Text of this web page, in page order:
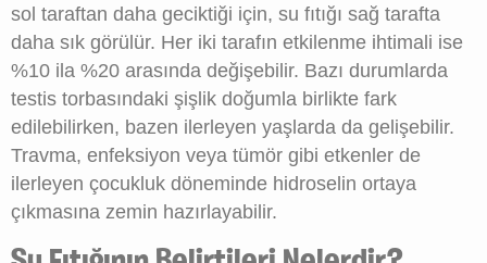
sol taraftan daha geciktiği için, su fıtığı sağ tarafta
daha sık görülür. Her iki tarafın etkilenme ihtimali ise
%10 ila %20 arasında değişebilir. Bazı durumlarda
testis torbasındaki şişlik doğumla birlikte fark
edilebilirken, bazen ilerleyen yaşlarda da gelişebilir.
Travma, enfeksiyon veya tümör gibi etkenler de
ilerleyen çocukluk döneminde hidroselin ortaya
çıkmasına zemin hazırlayabilir.